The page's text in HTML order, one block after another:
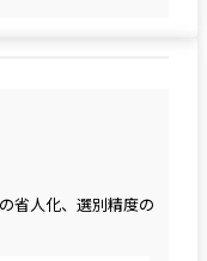
省人化、選別精度の